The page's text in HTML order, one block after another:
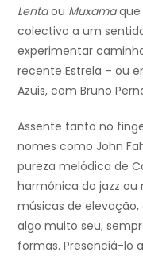
Lentaou Muxamaque
colectivo a um
experimentar
recente Estrela – ou
Azuis, com Bruno
Assente tanto no
nomes como John
pureza melódica de
harmónica do jazz ou
músicas de elevação,
algo muito seu,
formas. Presenciá-lo